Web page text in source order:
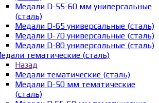
Медали D-55-60 мм универсальные
(сталь)
Медали D-65 универсальные (сталь)
Медали D-70 универсальные (сталь)
Медали D-80 универсальные (сталь)
тематические (сталь)
Назад
Медали тематические (сталь)
Медали D-50 мм тематические
(сталь)